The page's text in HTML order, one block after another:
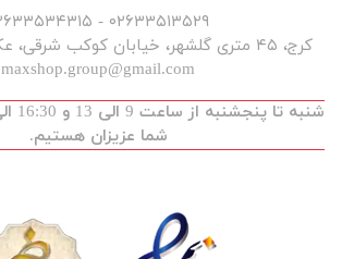
۰۲۶۳۳۵۱۳۵۲۹ - ۰۲۶۳۳۵۳۴۳۱۵
کرج، ۴۵ متری گلشهر، خیابان کوکب شرقی، عکس و فیلم مکث
maxshop.group@gmail.com
شما عزیزان هستیم.